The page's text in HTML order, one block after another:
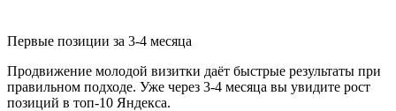
Первые позиции за 3-4 месяца
Продвижение молодой визитки даёт быстрые результаты при
правильном подходе. Уже через 3-4 месяца вы увидите рост
позиций в топ-10 Яндекса.